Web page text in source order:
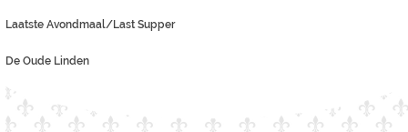
Laatste Avondmaal/Last Supper
De Oude Linden